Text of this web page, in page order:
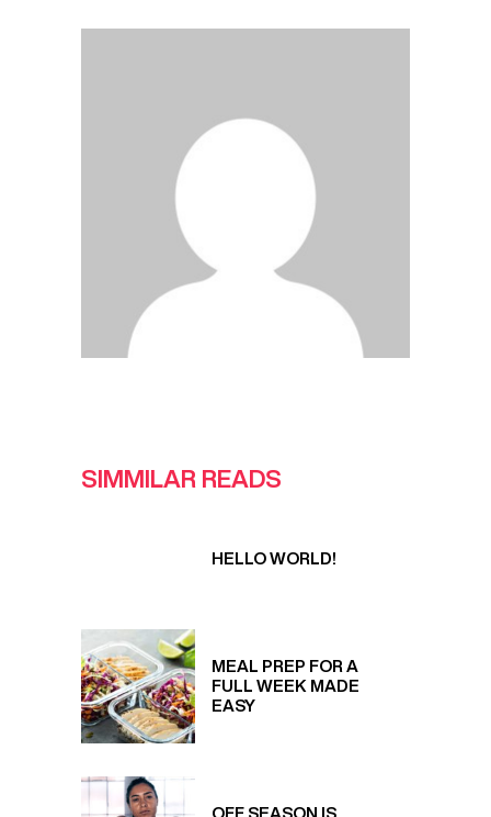
SIMMILAR READS
HELLO WORLD!
MEAL PREP FOR A
FULL WEEK MADE
EASY
OFF SEASON IS